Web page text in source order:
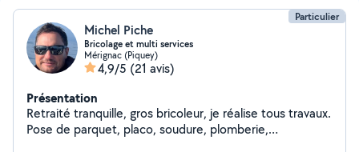
Particulier
Michel Piche
Bricolage et multi services
Mérignac (Piquey)
4,9/5 (21 avis)
Présentation
Retraité tranquille, gros bricoleur, je réalise tous travaux.
Pose de parquet, placo, soudure, plomberie,